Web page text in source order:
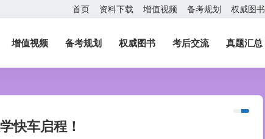
首页 资料下载 增值视频 备考规划 权威图书
增值视频 备考规划 权威图书 考后交流 真题汇总
快车启程！